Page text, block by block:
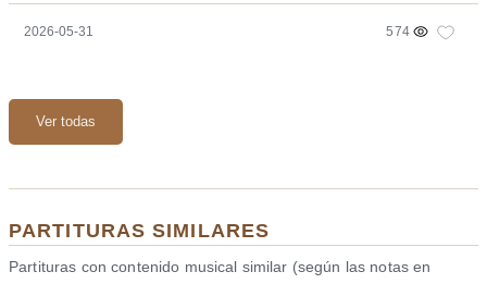
2026-05-31 574
Ver todas
PARTITURAS SIMILARES
Partituras con contenido musical similar (según las notas en